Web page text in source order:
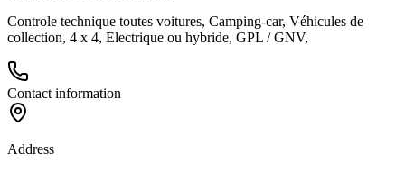
Controle technique toutes voitures, Camping-car, Véhicules de
collection, 4 x 4, Electrique ou hybride, GPL / GNV,
Contact information
Address